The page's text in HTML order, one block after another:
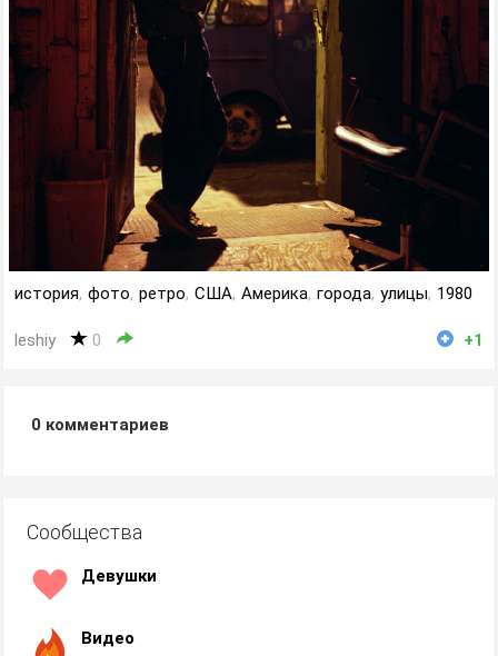
история, фото, ретро, США, Америка, города, улицы, 1980
leshiy 0 +1
0 комментариев
Сообщества
Девушки
Видео